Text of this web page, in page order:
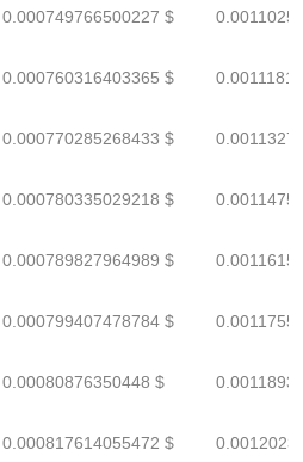
0.000749766500227 $
0.000760316403365 $
0.000770285268433 $
0.000780335029218 $
0.000789827964989 $
0.000799407478784 $
0.00080876350448 $
0.000817614055472 $